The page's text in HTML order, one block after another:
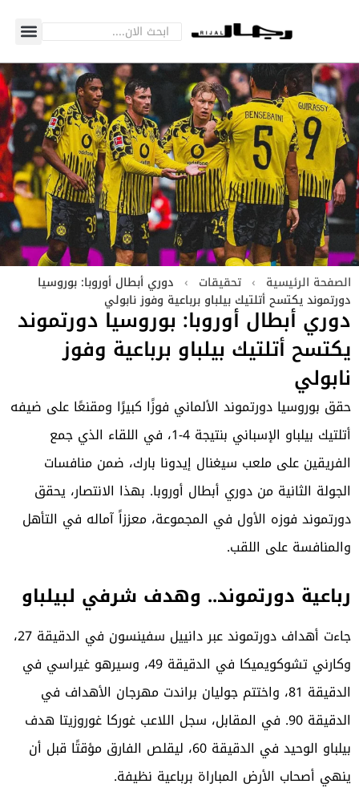
الصفحة الرئيسية › تحقيقات › دوري أبطال أوروبا: بوروسيا
دورتموند يكتسح أتلتيك بيلباو برباعية وفوز نابولي
دوري أبطال أوروبا: بوروسيا دورتموند
يكتسح أتلتيك بيلباو برباعية وفوز
نابولي
حقق بوروسيا دورتموند الألماني فوزًا كبيرًا ومقنعًا على ضيفه
أتلتيك بيلباو الإسباني بنتيجة 4-1، في اللقاء الذي جمع
الفريقين على ملعب سيغنال إيدونا بارك، ضمن منافسات
الجولة الثانية من دوري أبطال أوروبا. بهذا الانتصار، يحقق
دورتموند فوزه الأول في المجموعة، معززاً آماله في التأهل
والمنافسة على اللقب.
رباعية دورتموند.. وهدف شرفي لبيلباو
جاءت أهداف دورتموند عبر دانييل سفينسون في الدقيقة 27،
وكارني تشوكويميكا في الدقيقة 49، وسيرهو غيراسي في
الدقيقة 81، واختتم جوليان براندت مهرجان الأهداف في
الدقيقة 90. في المقابل، سجل اللاعب غوركا غوروزيتا هدف
بيلباو الوحيد في الدقيقة 60، ليقلص الفارق مؤقتًا قبل أن
ينهي أصحاب الأرض المباراة برباعية نظيفة.